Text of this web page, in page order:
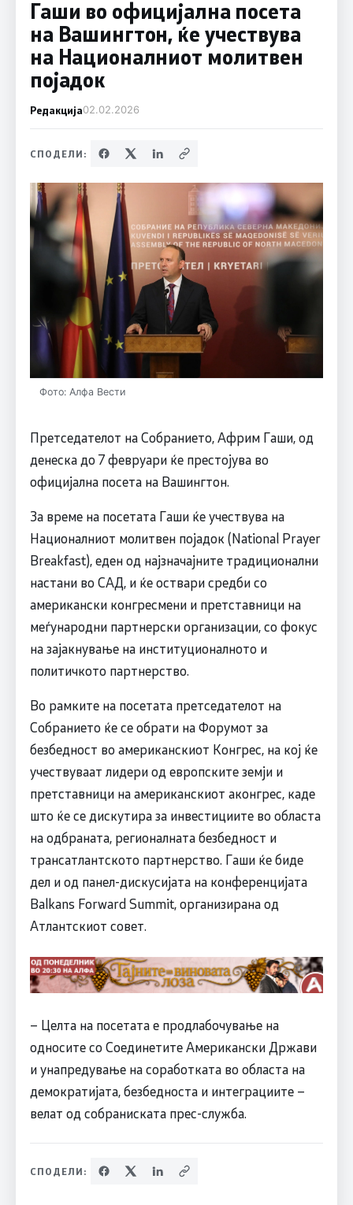
Гаши во официјална посета
на Вашингтон, ќе учествува
на Националниот молитвен
појадок
Редакција02.02.2026
СПОДЕЛИ:
Фото: Алфа Вести
Претседателот на Собранието, Африм Гаши, од
денеска до 7 февруари ќе престојува во
официјална посета на Вашингтон.
За време на посетата Гаши ќе учествува на
Националниот молитвен појадок (National Prayer
Breakfast), еден од најзначајните традиционални
настани во САД, и ќе оствари средби со
американски конгресмени и претставници на
меѓународни партнерски организации, со фокус
на зајакнување на институционалното и
политичкото партнерство.
Во рамките на посетата претседателот на
Собранието ќе се обрати на Форумот за
безбедност во американскиот Конгрес, на кој ќе
учествуваат лидери од европските земји и
претставници на американскиот аконгрес, каде
што ќе се дискутира за инвестициите во областа
на одбраната, регионалната безбедност и
трансатлантското партнерство. Гаши ќе биде
дел и од панел-дискусијата на конференцијата
Balkans Forward Summit, организирана од
Атлантскиот совет.
– Целта на посетата е продлабочување на
односите со Соединетите Американски Држави
и унапредување на соработката во областа на
демократијата, безбедноста и интеграциите –
велат од собраниската прес-служба.
СПОДЕЛИ: